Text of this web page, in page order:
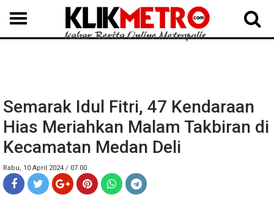
MEDAN LANGKAT DAIRI SAMOSIR TAPUT BATUBARA DELISERDANG
Semarak Idul Fitri, 47 Kendaraan
Hias Meriahkan Malam Takbiran di
Kecamatan Medan Deli
Rabu, 10 April 2024 / 07.00